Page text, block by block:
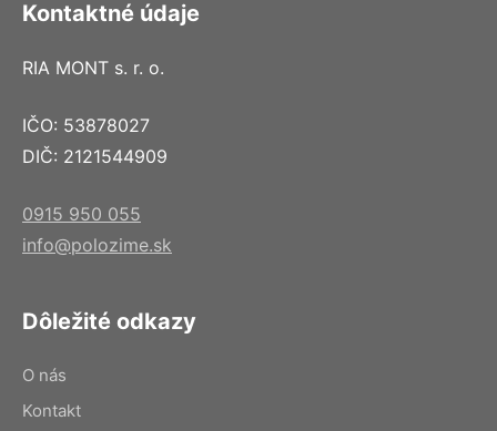
Kontaktné údaje
RIA MONT s. r. o.
IČO: 53878027
DIČ: 2121544909
0915 950 055
info@polozime.sk
Dôležité odkazy
O nás
Kontakt